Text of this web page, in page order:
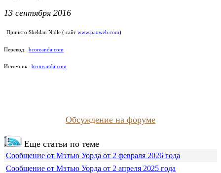
13 сентября 2016
Принято Sheldan Nidle ( сайт www.paoweb.com)
Перевод: bcoreanda.com
Источник: bcoreanda.com
Обсуждение на форуме
Еще статьи по теме
Сообщение от Мэтью Уорда от 2 февраля 2026 года
Сообщение от Мэтью Уорда от 2 апреля 2025 года